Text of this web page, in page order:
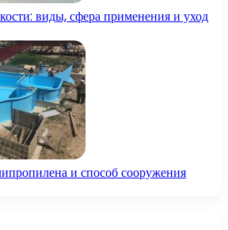
виды, сфера применения и уход
и способ сооружения